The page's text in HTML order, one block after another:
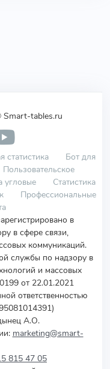
tables.ru
статистика
Бот для
Пользовательское
угловые
Статистика
Профессиональные
в
в сфере связи,
коммуникаций.
службы по надзору в
и массовых
от 22.01.2021
ответственностью
А.О.
marketing@smart-
815 47 05